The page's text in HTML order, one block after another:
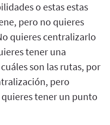
o estas estas
pero no quieres
quieres centralizarlo
tener una
son las rutas, por
pero
tener un punto